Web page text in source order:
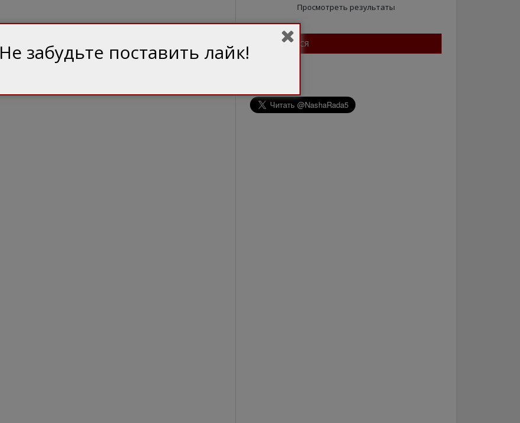
Просмотреть результаты
ПІДПИШІТЬСЯ
Не забудьте поставить лайк!